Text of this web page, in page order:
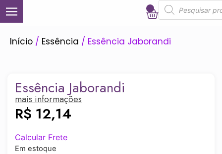
Início / Essência / Essência Jaborandi
Essência Jaborandi
mais informações
R$ 12,14
Calcular Frete
Em estoque